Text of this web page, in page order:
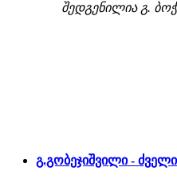
შედგენილია გ.
გ.გობეჯიშვილი -